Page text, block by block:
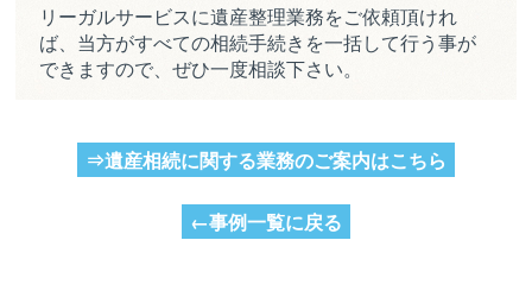
リーガルサービスに遺産整理業務をご依頼頂けれ
ば、当方がすべての相続手続きを一括して行う事が
できますので、ぜひ一度相談下さい。
⇒遺産相続に関する業務のご案内はこちら
←事例一覧に戻る